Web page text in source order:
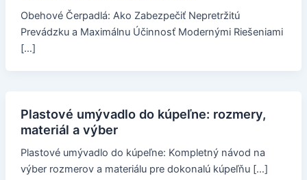
Obehové Čerpadlá: Ako Zabezpečiť Nepretržitú
Prevádzku a Maximálnu Účinnosť Modernými Riešeniami
[…]
Plastové umývadlo do kúpeľne: rozmery,
materiál a výber
Plastové umývadlo do kúpeľne: Kompletný návod na
výber rozmerov a materiálu pre dokonalú kúpeľňu […]